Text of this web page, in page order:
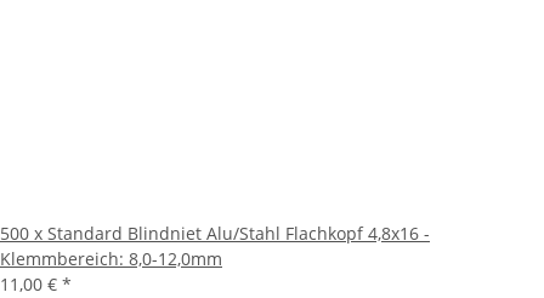
500 x Standard Blindniet Alu/Stahl Flachkopf 4,8x16 -
Klemmbereich: 8,0-12,0mm
11,00 € *